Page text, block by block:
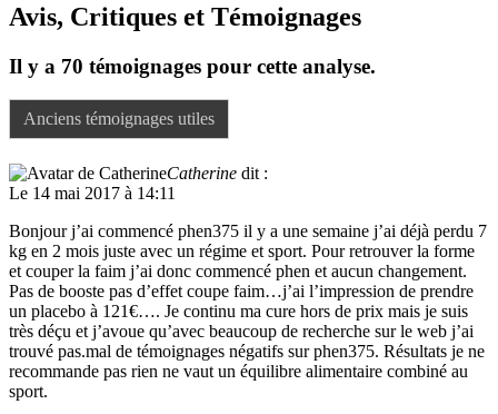
Avis, Critiques et Témoignages
Il y a 70 témoignages pour cette analyse.
Anciens témoignages utiles
Catherine dit :
Le 14 mai 2017 à 14:11
Bonjour j’ai commencé phen375 il y a une semaine j’ai déjà perdu 7
kg en 2 mois juste avec un régime et sport. Pour retrouver la forme
et couper la faim j’ai donc commencé phen et aucun changement.
Pas de booste pas d’effet coupe faim…j’ai l’impression de prendre
un placebo à 121€…. Je continu ma cure hors de prix mais je suis
très déçu et j’avoue qu’avec beaucoup de recherche sur le web j’ai
trouvé pas.mal de témoignages négatifs sur phen375. Résultats je ne
recommande pas rien ne vaut un équilibre alimentaire combiné au
sport.